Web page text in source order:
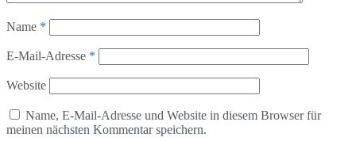
Name *
E-Mail-Adresse *
Website
Name, E-Mail-Adresse und Website in diesem Browser für
meinen nächsten Kommentar speichern.